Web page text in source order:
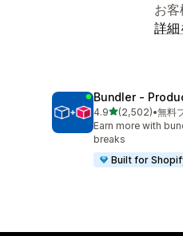
お
詳細
Bundler ‑
4.95つ星中
(2,502)
合計レビュー数：
•無料
Earn more with
breaks
Built for